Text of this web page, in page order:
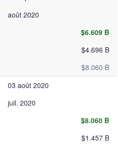
août 2020
$6.609 B
$4.696 B
$8.060 B
03 août 2020
juil. 2020
$8.060 B
$1.457 B